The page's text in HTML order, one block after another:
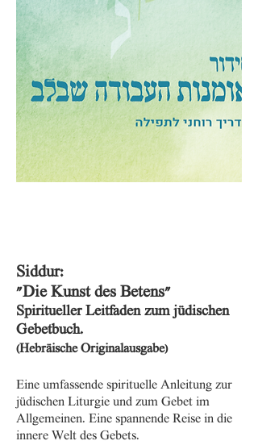
Siddur:
"Die Kunst des Betens"
Spiritueller Leitfaden zum jüdischen
Gebetbuch.
(Hebräische Originalausgabe)
Eine umfassende spirituelle Anleitung zur
jüdischen Liturgie und zum Gebet im
Allgemeinen. Eine spannende Reise in die
innere Welt des Gebets.